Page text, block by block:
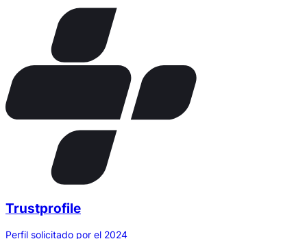
Trustprofile
Perfil solicitado por el 2024